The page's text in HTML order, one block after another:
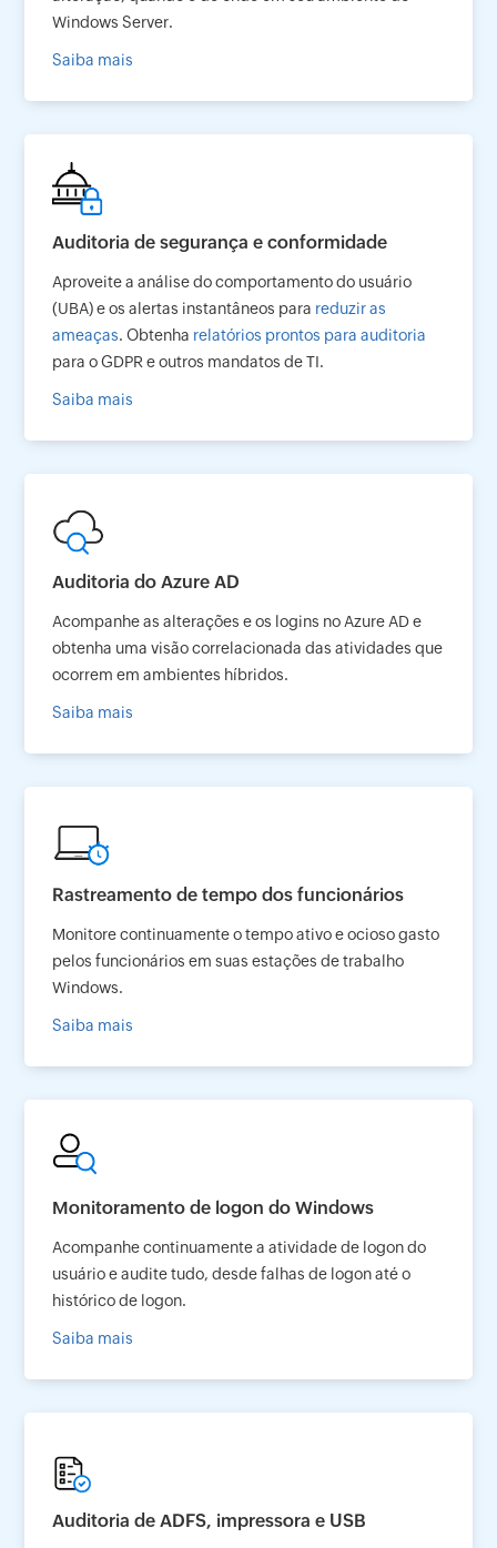
Windows Server.
Saiba mais
Auditoria de segurança e conformidade
Aproveite a análise do comportamento do usuário
(UBA) e os alertas instantâneos para reduzir as
ameaças. Obtenha relatórios prontos para auditoria
para o GDPR e outros mandatos de TI.
Saiba mais
Auditoria do Azure AD
Acompanhe as alterações e os logins no Azure AD e
obtenha uma visão correlacionada das atividades que
ocorrem em ambientes híbridos.
Saiba mais
Rastreamento de tempo dos funcionários
Monitore continuamente o tempo ativo e ocioso gasto
pelos funcionários em suas estações de trabalho
Windows.
Saiba mais
Monitoramento de logon do Windows
Acompanhe continuamente a atividade de logon do
usuário e audite tudo, desde falhas de logon até o
histórico de logon.
Saiba mais
Auditoria de ADFS, impressora e USB